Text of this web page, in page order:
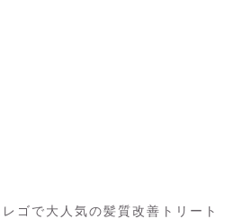
ゴで大人気の髪質改善トリート